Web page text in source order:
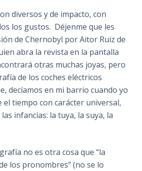
diversos y de impacto, con
los gustos. Déjenme que les
de Chernobyl por Aitor Ruiz de
abra la revista en la pantalla
otras muchas joyas, pero
de los coches eléctricos
decíamos en mi barrio cuando yo
el tiempo con carácter universal,
infancias: la tuya, la suya, la
no es otra cosa que “la
los pronombres” (no se lo